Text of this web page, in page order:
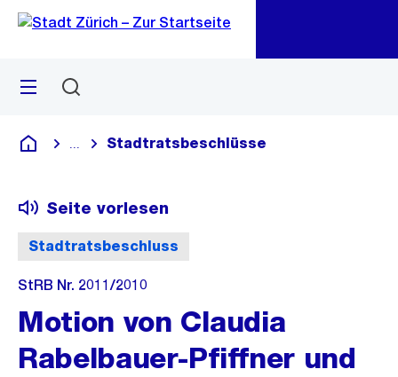
Navigation
Sprunglink
Menü
Deutsch
Blende alle Breadcrumbs ein
Stadtratsbeschlüsse
Stadtratsbeschluss
Seite vorlesen
StRB Nr. 2011/2010
Motion von Claudia
Rabelbauer-Pfiffner und